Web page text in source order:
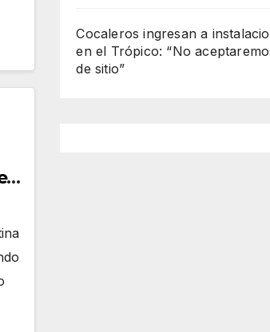
Cocaleros ingresan a
en el Trópico: “No
de sitio”